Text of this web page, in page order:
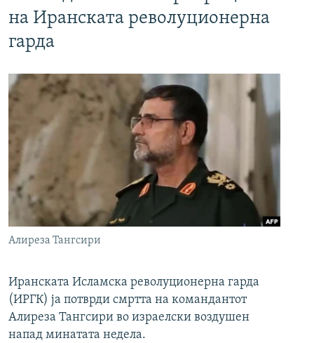
на Иранската револуционерна
гарда
Алиреза Тангсири
Иранската Исламска револуционерна гарда
(ИРГК) ја потврди смртта на командантот
Алиреза Тангсири во израелски воздушен
напад минатата недела.